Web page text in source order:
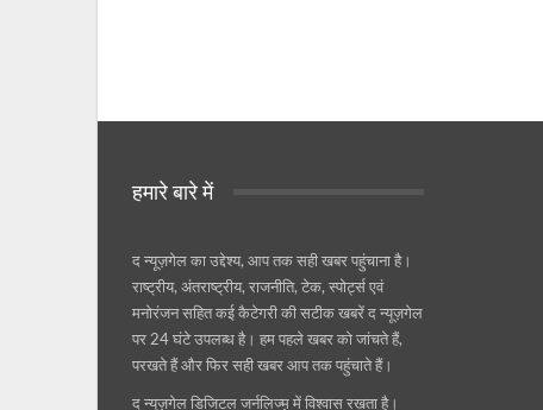
हमारे बारे में
द न्यूज़गेल का उद्देश्य, आप तक सही खबर पहुंचाना है।
राष्ट्रीय, अंतराष्ट्रीय, राजनीति, टेक, स्पोर्ट्स एवं
मनोरंजन सहित कई कैटेगरी की सटीक खबरें द न्यूज़गेल
पर 24 घंटे उपलब्ध है। हम पहले खबर को जांचते हैं,
परखते हैं और फिर सही खबर आप तक पहुंचाते हैं।
द न्यूज़गेल डिजिटल जर्नलिज्म़ में विश्वास रखता है।